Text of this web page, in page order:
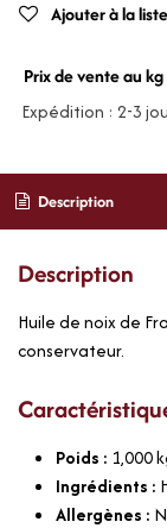
Ajouter à la
Prix de vente au kg
Expédition : 2-3
Description
Description
Huile de noix de
conservateur.
Poids : 1,000
Ingrédients :
Allergènes :